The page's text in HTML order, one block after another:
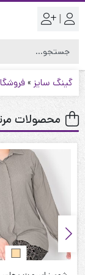
|
گینگ سایز »
محصولات